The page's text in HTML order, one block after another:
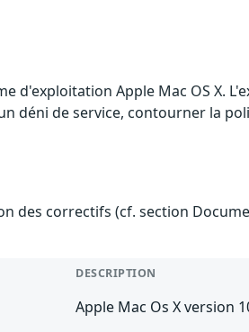
d'exploitation Apple Mac OS X.
déni de service, contourner la
des correctifs (cf. section
DESCRIPTION
Apple Mac Os X version